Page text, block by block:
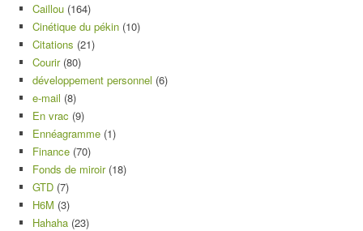
Caillou (164)
Cinétique du pékin (10)
Citations (21)
Courir(80)
développement personnel (6)
e-mail (8)
En vrac (9)
Ennéagramme (1)
Finance (70)
Fonds de miroir(18)
GTD (7)
H6M (3)
Hahaha (23)